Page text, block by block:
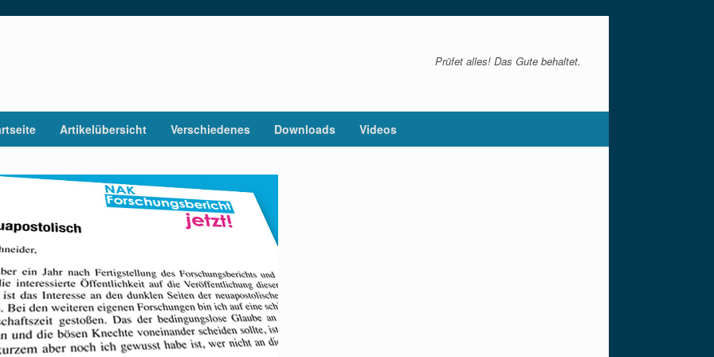
Prüfet alles! Das Gute behaltet.
Artikelübersicht Verschiedenes Downloads Videos